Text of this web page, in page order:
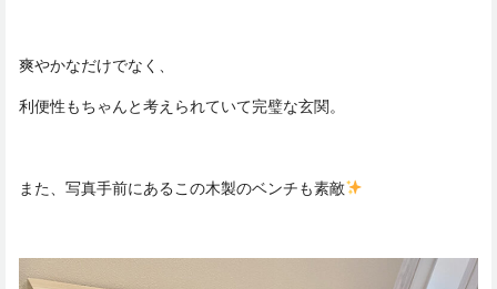
爽やかなだけでなく、
利便性もちゃんと考えられていて完璧な玄関。
また、写真手前にあるこの木製のベンチも素敵